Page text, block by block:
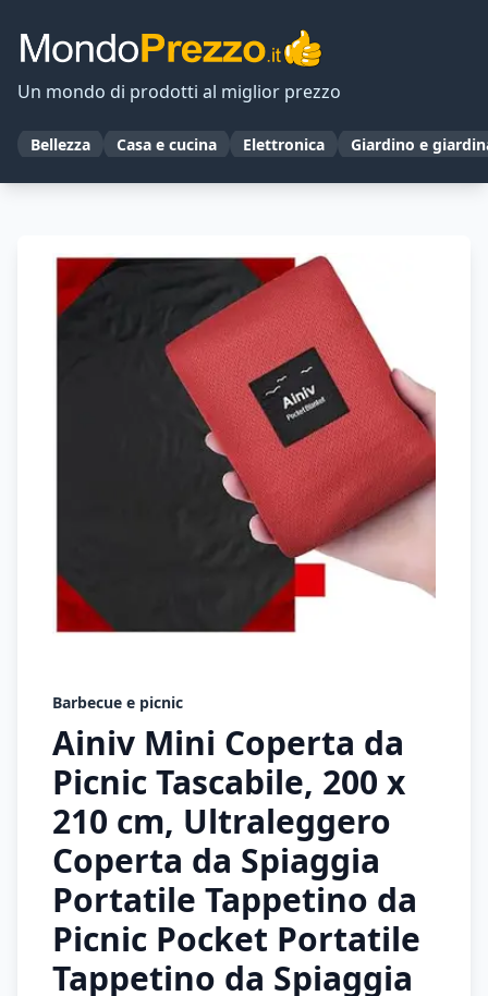
Un mondo di prodotti al miglior prezzo
Bellezza Casa e cucina Elettronica Giardino e
Barbecue e picnic
Ainiv Mini Coperta da
Picnic Tascabile, 200 x
210 cm, Ultraleggero
Coperta da Spiaggia
Portatile Tappetino da
Picnic Pocket Portatile
Tappetino da Spiaggia